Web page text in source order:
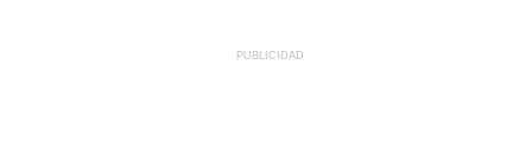
PUBLICIDAD